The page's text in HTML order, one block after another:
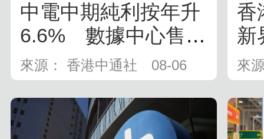
中電中期純利按年升
6.6% 數據中心售電
量大幅...
來源： 香港中通社 08-06
新
度
來